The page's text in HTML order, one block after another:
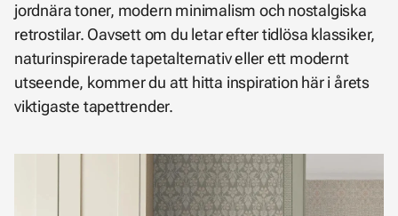
jordnära toner, modern minimalism och nostalgiska
retrostilar. Oavsett om du letar efter tidlösa klassiker,
naturinspirerade tapetalternativ eller ett modernt
utseende, kommer du att hitta inspiration här i årets
viktigaste tapettrender.